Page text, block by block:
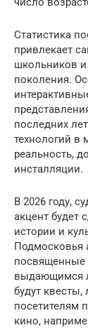
Статистика
привлекает
школьников и
поколения.
последних
технологий в
реальность,
инсталляции.
В 2026 году,
акцент будет
истории и
Подмосковья
посвященные
выдающимся
будут
посетителям
кино,